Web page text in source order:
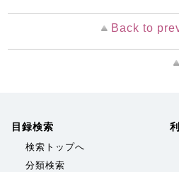
Back to
目録検索
検索トップへ
分類検索